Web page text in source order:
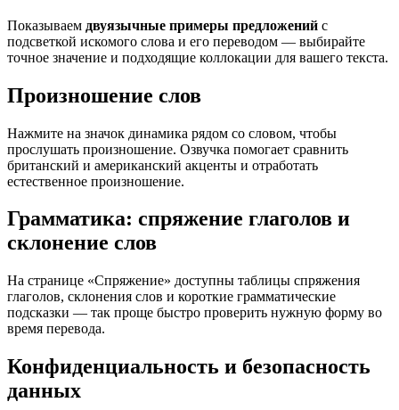
Показываем двуязычные примеры предложений с
подсветкой искомого слова и его переводом — выбирайте
точное значение и подходящие коллокации для вашего текста.
Произношение слов
Нажмите на значок динамика рядом со словом, чтобы
прослушать произношение. Озвучка помогает сравнить
британский и американский акценты и отработать
естественное произношение.
Грамматика: спряжение глаголов и
склонение слов
На странице «Спряжение» доступны таблицы спряжения
глаголов, склонения слов и короткие грамматические
подсказки — так проще быстро проверить нужную форму во
время перевода.
Конфиденциальность и безопасность
данных